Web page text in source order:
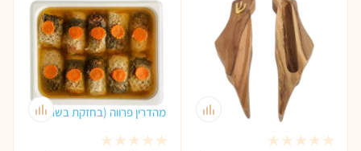
מהדרין פרווה (בחזקת בשרי)